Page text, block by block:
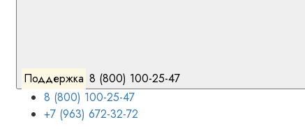
Поддержка 8 (800) 100-25-47
8 (800) 100-25-47
+7 (963) 672-32-72